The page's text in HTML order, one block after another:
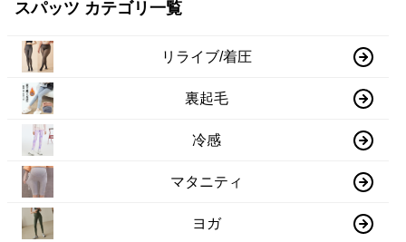
スパッツ カテゴリ一覧
リライブ/着圧
裏起毛
冷感
マタニティ
ヨガ